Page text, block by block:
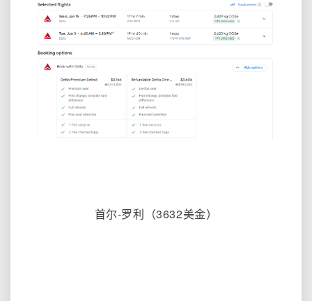
首尔-罗利 （3632美金）